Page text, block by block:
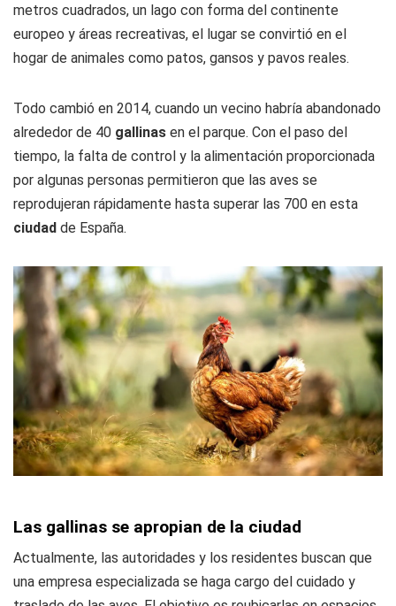
metros cuadrados, un lago con forma del continente
europeo y áreas recreativas, el lugar se convirtió en el
hogar de animales como patos, gansos y pavos reales.
Todo cambió en 2014, cuando un vecino habría abandonado
alrededor de 40 gallinas en el parque. Con el paso del
tiempo, la falta de control y la alimentación proporcionada
por algunas personas permitieron que las aves se
reprodujeran rápidamente hasta superar las 700 en esta
ciudad de España.
Las gallinas se apropian de la ciudad
Actualmente, las autoridades y los residentes buscan que
una empresa especializada se haga cargo del cuidado y